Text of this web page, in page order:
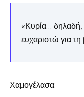
«Κυρία…
ευχαριστώ για
Χαμογέλασα: